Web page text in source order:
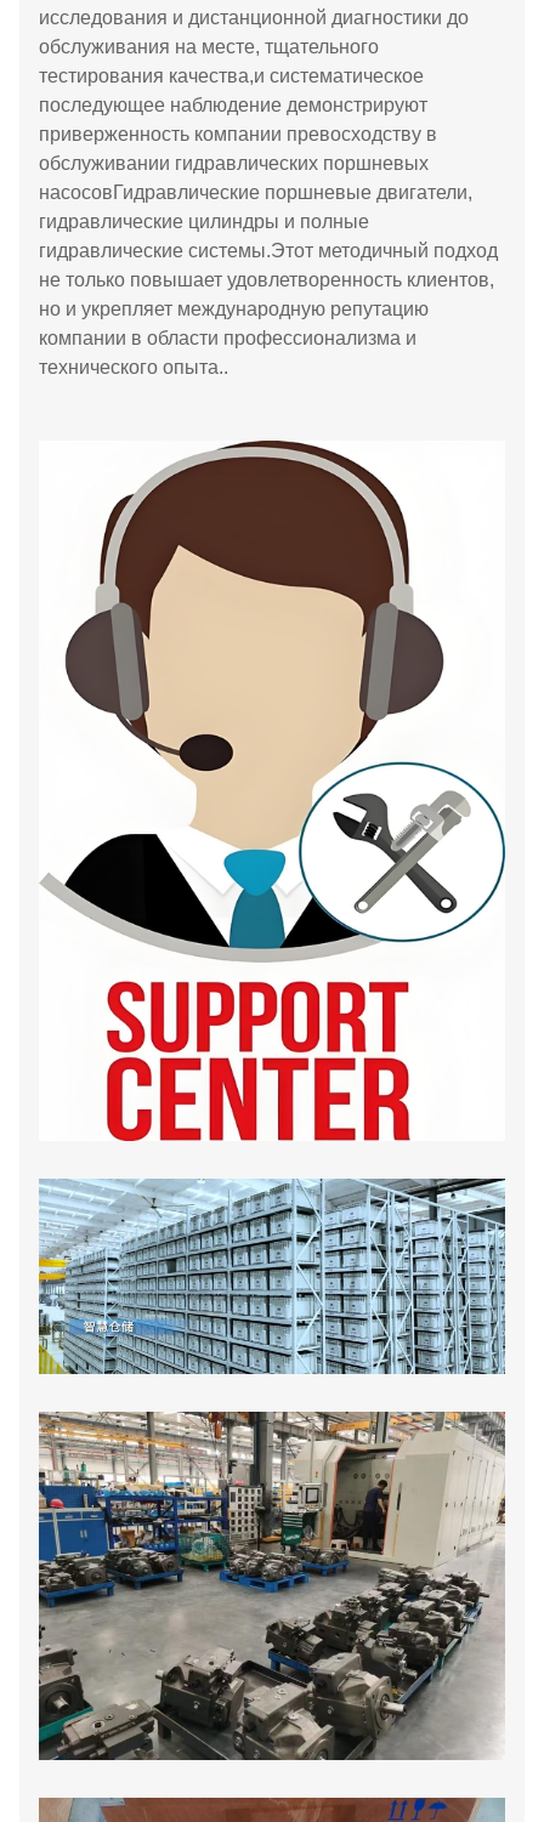
исследования и дистанционной диагностики до
обслуживания на месте, тщательного
тестирования качества,и систематическое
последующее наблюдение демонстрируют
приверженность компании превосходству в
обслуживании гидравлических поршневых
насосовГидравлические поршневые двигатели,
гидравлические цилиндры и полные
гидравлические системы.Этот методичный подход
не только повышает удовлетворенность клиентов,
но и укрепляет международную репутацию
компании в области профессионализма и
технического опыта..